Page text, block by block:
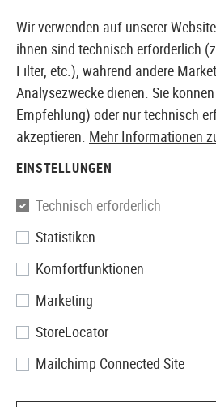
EUROPÄISCHER AIRSOFT
Blue Force Gear
Belt Mounted
NOW!
Wir verwenden auf unserer
ihnen sind technisch erforderlich
Filter, etc.), während andere
Analysezwecke dienen. Sie
Empfehlung) oder nur technisch
akzeptieren. Mehr Informationen
EINSTELLUNGEN
Technisch erforderlich
Statistiken
Komfortfunktionen
Marketing
StoreLocator
Mailchimp Connected Site